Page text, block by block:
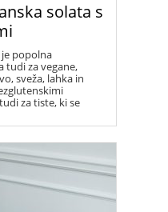
solata s
popolna
tudi za vegane,
sveža, lahka in
za tiste, ki se